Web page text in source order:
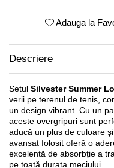
Adauga la
Descriere
Setul Silvester Summer
verii pe terenul de tenis,
un design vibrant. Cu un
aceste overgripuri sunt
aducă un plus de culoare
avansat folosit oferă o
excelentă de absorbție a
pe toată durata meciului.